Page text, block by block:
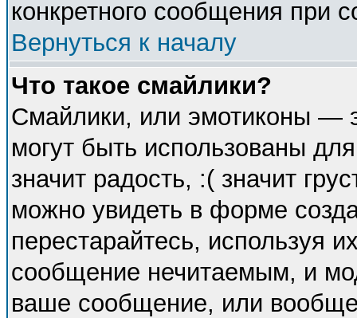
конкретного сообщения при
Вернуться к началу
Что такое смайлики?
Смайлики, или эмотиконы —
могут быть использованы
значит радость, :( значит
можно увидеть в форме
перестарайтесь, используя
сообщение нечитаемым, и
ваше сообщение, или вообще